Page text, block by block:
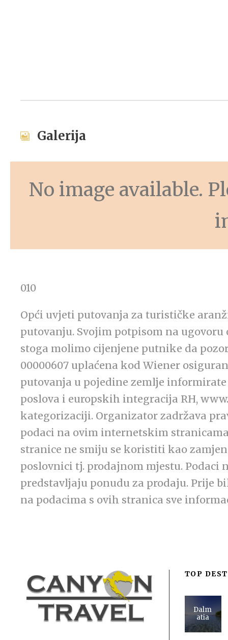
Galerija
No image available.
010
Opći uvjeti putovanja za turističke
putovanju. Svojim potpisom na
stoga molimo cijenjene putnike da
00000607 uplaćena kod Wiener
putovanja u pojedine zemlje
poslova i europskih integracija RH,
kategorizaciji. Organizator zadržava
podaci na ovim internetskim
stranice ne smiju se koristiti kao
poslovnici tj. prodajnom mjestu. Podaci
predstavljaju ponudu za prodaju. Prije
na podacima s ovih stranica sve
TOP
Dalm
atia